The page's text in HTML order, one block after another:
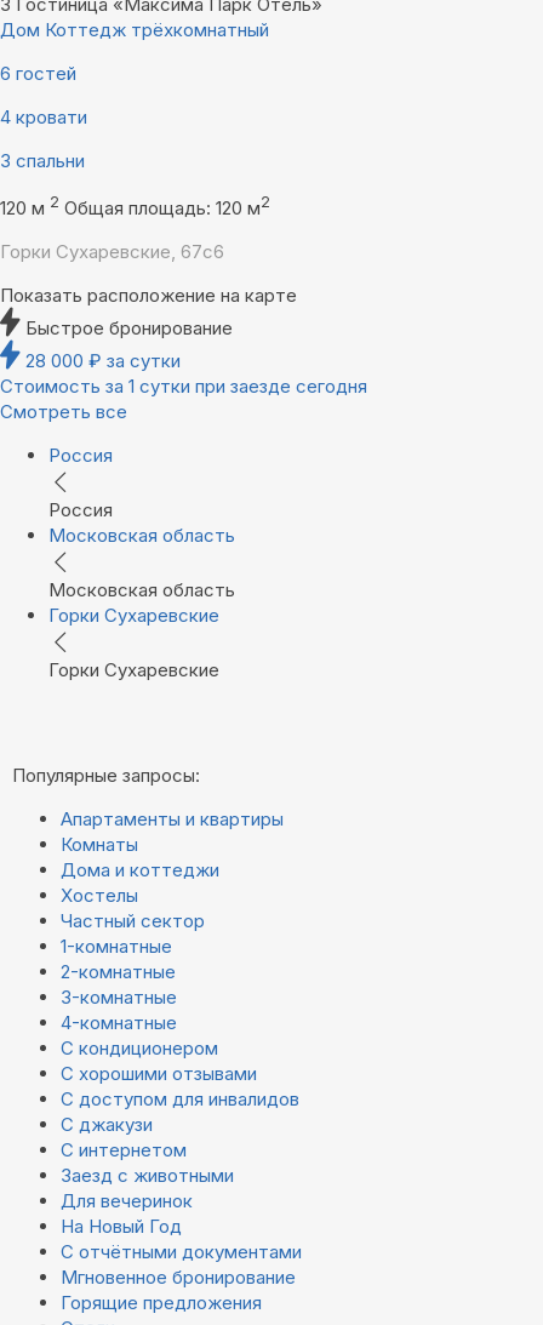
3 Гостиница «Максима Парк Отель»
Дом Коттедж трёхкомнатный
6 гостей
4 кровати
3 спальни
120 м 2 Общая площадь: 120 м2
Горки Сухаревские, 67с6
Показать расположение на карте
Быстрое бронирование
28 000 ₽ за сутки
Стоимость за 1 сутки при заезде сегодня
Смотреть все
Россия
Россия
Московская область
Московская область
Горки Сухаревские
Горки Сухаревские
Популярные запросы:
Апартаменты и квартиры
Комнаты
Дома и коттеджи
Хостелы
Частный сектор
1-комнатные
2-комнатные
3-комнатные
4-комнатные
С кондиционером
С хорошими отзывами
С доступом для инвалидов
С джакузи
С интернетом
Заезд с животными
Для вечеринок
На Новый Год
С отчётными документами
Мгновенное бронирование
Горящие предложения